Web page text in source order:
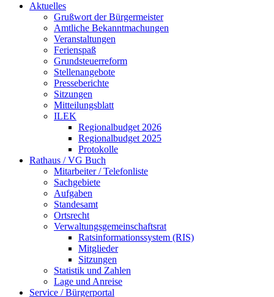
Aktuelles
Grußwort der Bürgermeister
Amtliche Bekanntmachungen
Veranstaltungen
Ferienspaß
Grundsteuerreform
Stellenangebote
Presseberichte
Sitzungen
Mitteilungsblatt
ILEK
Regionalbudget 2026
Regionalbudget 2025
Protokolle
Rathaus / VG Buch
Mitarbeiter / Telefonliste
Sachgebiete
Aufgaben
Standesamt
Ortsrecht
Verwaltungsgemeinschaftsrat
Ratsinformationssystem (RIS)
Mitglieder
Sitzungen
Statistik und Zahlen
Lage und Anreise
Service / Bürgerportal